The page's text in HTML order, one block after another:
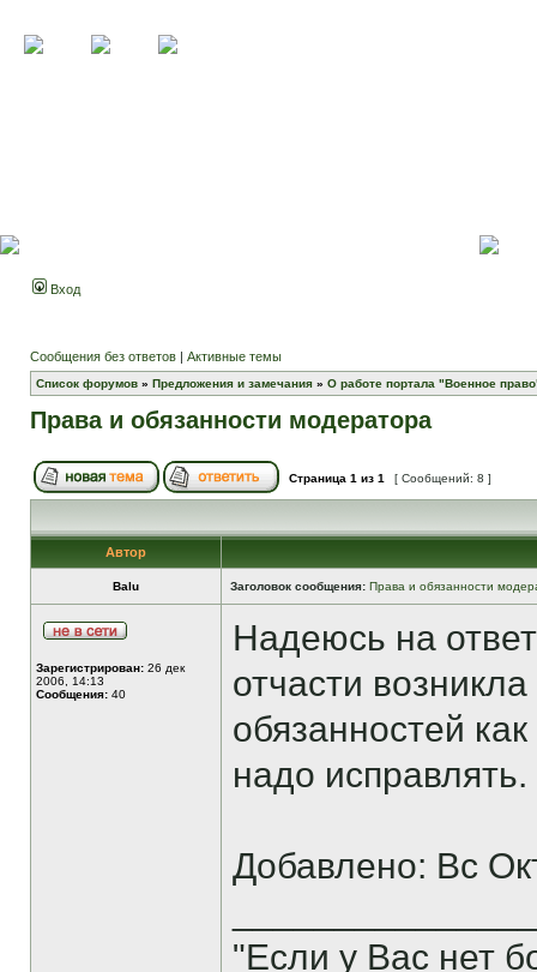
Вход
Сообщения без ответов | Активные темы
Список форумов » Предложения и замечания » О работе портала "Военное
Права и обязанности модератора
Страница 1 из 1 [ Сообщений: 8 ]
Автор
Balu Заголовок сообщения: Права и обязанности
Зарегистрирован: 26 дек
2006, 14:13
Сообщения: 40
Надеюсь на
отчасти
обязанностей
надо исправлять.
Добавлено: Вс
"Если у Вас нет